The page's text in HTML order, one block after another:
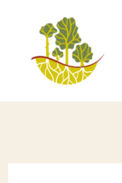
contenu